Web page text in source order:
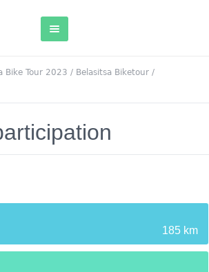
Bike Tour 2023 / Belasitsa Biketour /
185 km